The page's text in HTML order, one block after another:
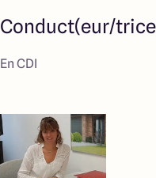
Conduct(eur/
En CDI